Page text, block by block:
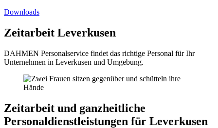
Downloads
Zeitarbeit Leverkusen
DAHMEN Personalservice findet das richtige Personal für Ihr
Unternehmen in Leverkusen und Umgebung.
Zeitarbeit und ganzheitliche
Personaldienstleistungen für Leverkusen